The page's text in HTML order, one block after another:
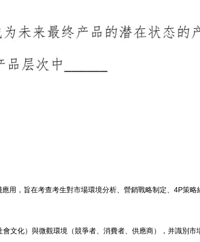
用，旨在考查考生對市場環境分析、營銷戰略制定、4P策略
文化）與微觀環境（競爭者、消費者、供應商），并識別市